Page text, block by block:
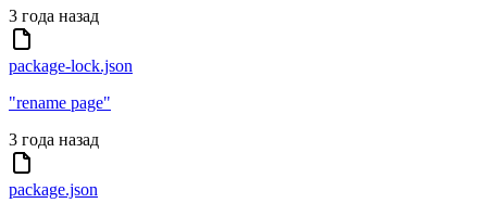
3 года назад
package-lock.json
"rename page"
3 года назад
package.json